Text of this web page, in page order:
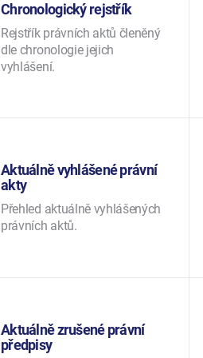
Chronologický rejstřík
Rejstřík právních aktů členěný
dle chronologie jejich
vyhlášení.
Aktuálně vyhlášené právní
akty
Přehled aktuálně vyhlášených
právních aktů.
Aktuálně zrušené právní
předpisy